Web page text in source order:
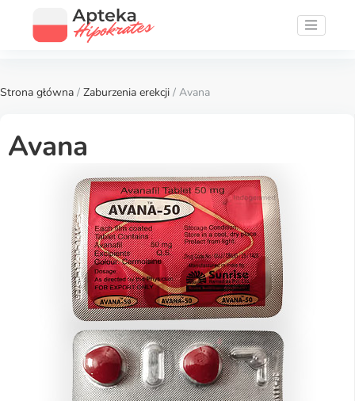
Strona główna / Zaburzenia erekcji / Avana
Avana